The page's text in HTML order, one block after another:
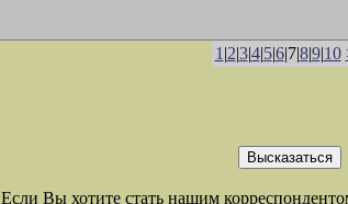
1 |2|3|4|5|6|7|8|9|10
Если Вы хотите стать нашим